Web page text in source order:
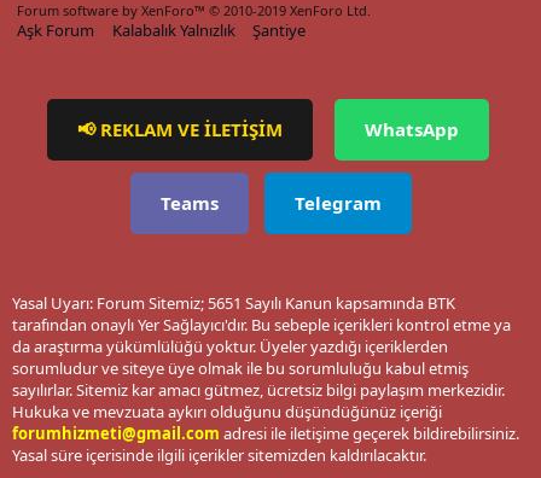
Forum software by XenForo™ © 2010-2019 XenForo Ltd.
Aşk Forum Kalabalık Yalnızlık Şantiye
📢 REKLAM VE İLETİŞİM WhatsApp
Teams Telegram
Yasal Uyarı: Forum Sitemiz; 5651 Sayılı Kanun kapsamında BTK
tarafından onaylı Yer Sağlayıcı'dır. Bu sebeple içerikleri kontrol etme ya
da araştırma yükümlülüğü yoktur. Üyeler yazdığı içeriklerden
sorumludur ve siteye üye olmak ile bu sorumluluğu kabul etmiş
sayılırlar. Sitemiz kar amacı gütmez, ücretsiz bilgi paylaşım merkezidir.
Hukuka ve mevzuata aykırı olduğunu düşündüğünüz içeriği
forumhizmeti@gmail.com adresi ile iletişime geçerek bildirebilirsiniz.
Yasal süre içerisinde ilgili içerikler sitemizden kaldırılacaktır.